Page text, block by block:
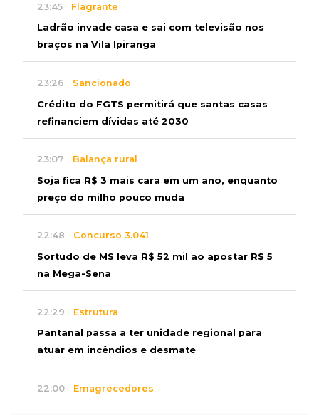
23:45 Flagrante
Ladrão invade casa e sai com televisão nos
braços na Vila Ipiranga
23:26 Sancionado
Crédito do FGTS permitirá que santas casas
refinanciem dívidas até 2030
23:07 Balança rural
Soja fica R$ 3 mais cara em um ano, enquanto
preço do milho pouco muda
22:48 Concurso 3.041
Sortudo de MS leva R$ 52 mil ao apostar R$ 5
na Mega-Sena
22:29 Estrutura
Pantanal passa a ter unidade regional para
atuar em incêndios e desmate
22:00 Emagrecedores